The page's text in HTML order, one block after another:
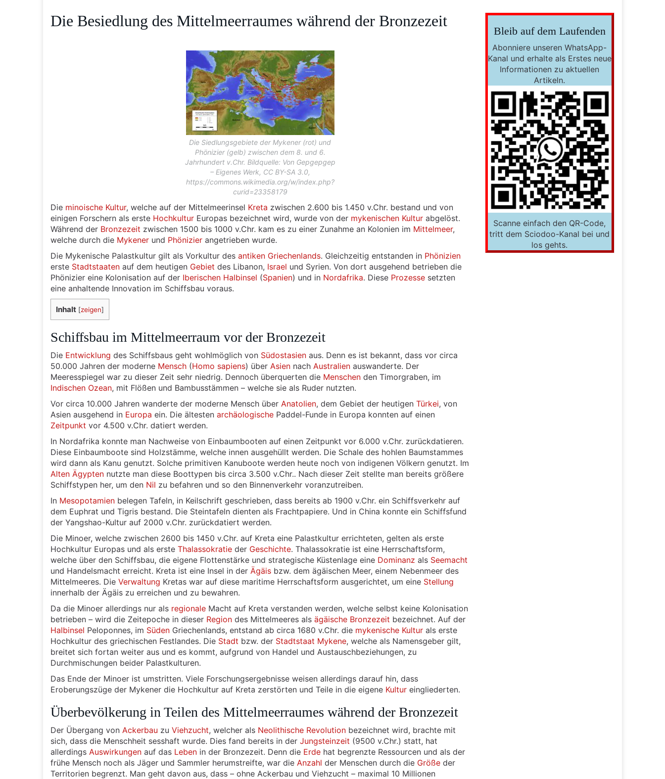
Die Besiedlung des Mittelmeerraumes während der Bronzezeit
Die Siedlungsgebiete der Mykener (rot) und
Phönizier (gelb) zwischen dem 8. und 6.
Jahrhundert v.Chr. Bildquelle: Von Gepgepgep
– Eigenes Werk, CC BY-SA 3.0,
https://commons.wikimedia.org/w/index.php?
curid=23358179
Die minoische Kultur, welche auf der Mittelmeerinsel Kreta zwischen 2.600 bis 1.450 v.Chr. bestand und von
einigen Forschern als erste Hochkultur Europas bezeichnet wird, wurde von der mykenischen Kultur abgelöst.
Während der Bronzezeit zwischen 1500 bis 1000 v.Chr. kam es zu einer Zunahme an Kolonien im Mittelmeer,
welche durch die Mykener und Phönizier angetrieben wurde.
Die Mykenische Palastkultur gilt als Vorkultur des antiken Griechenlands. Gleichzeitig entstanden in Phönizien
erste Stadtstaaten auf dem heutigen Gebiet des Libanon, Israel und Syrien. Von dort ausgehend betrieben die
Phönizier eine Kolonisation auf der Iberischen Halbinsel (Spanien) und in Nordafrika. Diese Prozesse setzten
eine anhaltende Innovation im Schiffsbau voraus.
Inhalt [zeigen]
Schiffsbau im Mittelmeerraum vor der Bronzezeit
Die Entwicklung des Schiffsbaus geht wohlmöglich von Südostasien aus. Denn es ist bekannt, dass vor circa
50.000 Jahren der moderne Mensch (Homo sapiens) über Asien nach Australien auswanderte. Der
Meeresspiegel war zu dieser Zeit sehr niedrig. Dennoch überquerten die Menschen den Timorgraben, im
Indischen Ozean, mit Flößen und Bambusstämmen – welche sie als Ruder nutzten.
Vor circa 10.000 Jahren wanderte der moderne Mensch über Anatolien, dem Gebiet der heutigen Türkei, von
Asien ausgehend in Europa ein. Die ältesten archäologische Paddel-Funde in Europa konnten auf einen
Zeitpunkt vor 4.500 v.Chr. datiert werden.
In Nordafrika konnte man Nachweise von Einbaumbooten auf einen Zeitpunkt vor 6.000 v.Chr. zurückdatieren.
Diese Einbaumboote sind Holzstämme, welche innen ausgehüllt werden. Die Schale des hohlen Baumstammes
wird dann als Kanu genutzt. Solche primitiven Kanuboote werden heute noch von indigenen Völkern genutzt. Im
Alten Ägypten nutzte man diese Boottypen bis circa 3.500 v.Chr.. Nach dieser Zeit stellte man bereits größere
Schiffstypen her, um den Nil zu befahren und so den Binnenverkehr voranzutreiben.
In Mesopotamien belegen Tafeln, in Keilschrift geschrieben, dass bereits ab 1900 v.Chr. ein Schiffsverkehr auf
dem Euphrat und Tigris bestand. Die Steintafeln dienten als Frachtpapiere. Und in China konnte ein Schiffsfund
der Yangshao-Kultur auf 2000 v.Chr. zurückdatiert werden.
Die Minoer, welche zwischen 2600 bis 1450 v.Chr. auf Kreta eine Palastkultur errichteten, gelten als erste
Hochkultur Europas und als erste Thalassokratie der Geschichte. Thalassokratie ist eine Herrschaftsform,
welche über den Schiffsbau, die eigene Flottenstärke und strategische Küstenlage eine Dominanz als Seemacht
und Handelsmacht erreicht. Kreta ist eine Insel in der Ägäis bzw. dem ägäischen Meer, einem Nebenmeer des
Mittelmeeres. Die Verwaltung Kretas war auf diese maritime Herrschaftsform ausgerichtet, um eine Stellung
innerhalb der Ägäis zu erreichen und zu bewahren.
Da die Minoer allerdings nur als regionale Macht auf Kreta verstanden werden, welche selbst keine Kolonisation
betrieben – wird die Zeitepoche in dieser Region des Mittelmeeres als ägäische Bronzezeit bezeichnet. Auf der
Halbinsel Peloponnes, im Süden Griechenlands, entstand ab circa 1680 v.Chr. die mykenische Kultur als erste
Hochkultur des griechischen Festlandes. Die Stadt bzw. der Stadtstaat Mykene, welche als Namensgeber gilt,
breitet sich fortan weiter aus und es kommt, aufgrund von Handel und Austauschbeziehungen, zu
Durchmischungen beider Palastkulturen.
Das Ende der Minoer ist umstritten. Viele Forschungsergebnisse weisen allerdings darauf hin, dass
Eroberungszüge der Mykener die Hochkultur auf Kreta zerstörten und Teile in die eigene Kultur eingliederten.
Überbevölkerung in Teilen des Mittelmeerraumes während der Bronzezeit
Der Übergang von Ackerbau zu Viehzucht, welcher als Neolithische Revolution bezeichnet wird, brachte mit
sich, dass die Menschheit sesshaft wurde. Dies fand bereits in der Jungsteinzeit (9500 v.Chr.) statt, hat
allerdings Auswirkungen auf das Leben in der Bronzezeit. Denn die Erde hat begrenzte Ressourcen und als der
frühe Mensch noch als Jäger und Sammler herumstreifte, war die Anzahl der Menschen durch die Größe der
Territorien begrenzt. Man geht davon aus, dass – ohne Ackerbau und Viehzucht – maximal 10 Millionen
Bleib auf dem Laufenden
Abonniere unseren WhatsApp-
Kanal und erhalte als Erstes neue
Informationen zu aktuellen
Artikeln.
Scanne einfach den QR-Code,
tritt dem Sciodoo-Kanal bei und
los gehts.